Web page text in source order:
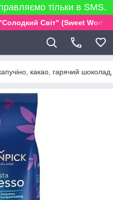
тільки в SMS.
Світ" (Sweet World)
какао, гарячий